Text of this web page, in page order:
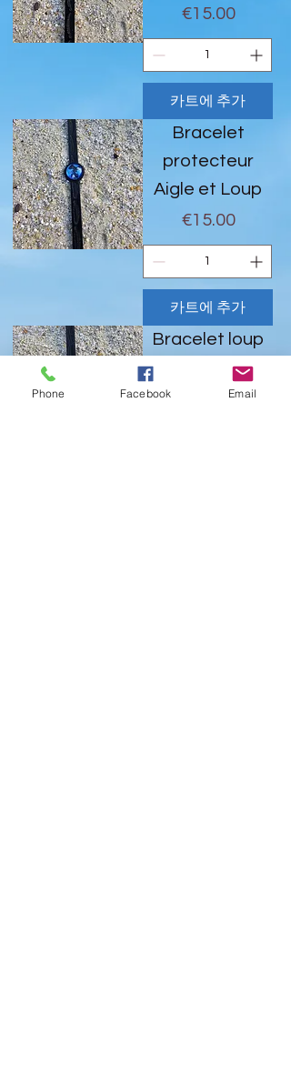
가격
€15.00
카트에 추가
Bracelet
protecteur
Aigle et Loup
가격
€15.00
카트에 추가
Bracelet loup
Blanc & Noir
€15.00
Phone Facebook Email